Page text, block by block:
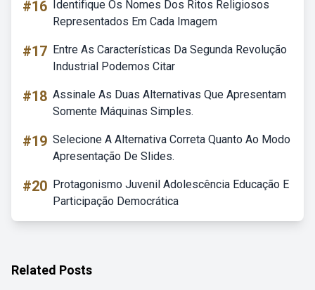
#16 Identifique Os Nomes Dos Ritos Religiosos
Representados Em Cada Imagem
#17 Entre As Características Da Segunda Revolução
Industrial Podemos Citar
#18 Assinale As Duas Alternativas Que Apresentam
Somente Máquinas Simples.
#19 Selecione A Alternativa Correta Quanto Ao Modo
Apresentação De Slides.
#20 Protagonismo Juvenil Adolescência Educação E
Participação Democrática
Related Posts